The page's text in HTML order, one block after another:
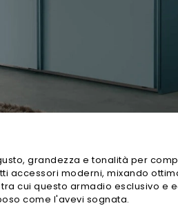
grandezza e tonalità per
accessori moderni, mixando
cui questo armadio esclusivo e
come l'avevi sognata.